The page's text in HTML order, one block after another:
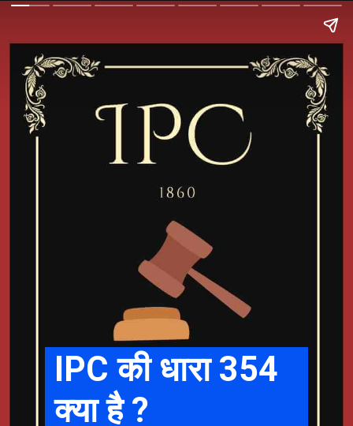
IPC की धारा 354
क्या है ?